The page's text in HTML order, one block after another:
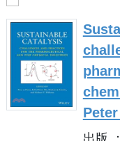
出版